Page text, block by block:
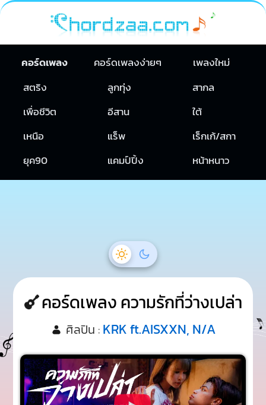
คอร์ดเพลง คอร์ดเพลงง่ายๆ
เพลงใหม่
สตริง
ลูกทุ่ง
สากล
เพื่อชีวิต
อีสาน
ใต้
เหนือ
แร็พ
เร็กเก้/สกา
ยุค90
แคมป์ปิ้ง หน้าหนาว
คอร์ดเพลง ความรักที่ว่างเปล่า
ศิลปิน : KRK ft.AISXXN, N/A